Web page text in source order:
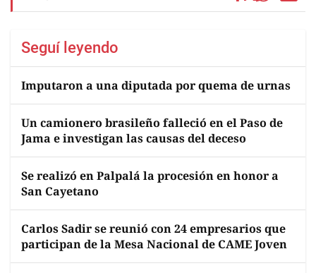
Seguí leyendo
Imputaron a una diputada por quema de urnas
Un camionero brasileño falleció en el Paso de
Jama e investigan las causas del deceso
Se realizó en Palpalá la procesión en honor a
San Cayetano
Carlos Sadir se reunió con 24 empresarios que
participan de la Mesa Nacional de CAME Joven